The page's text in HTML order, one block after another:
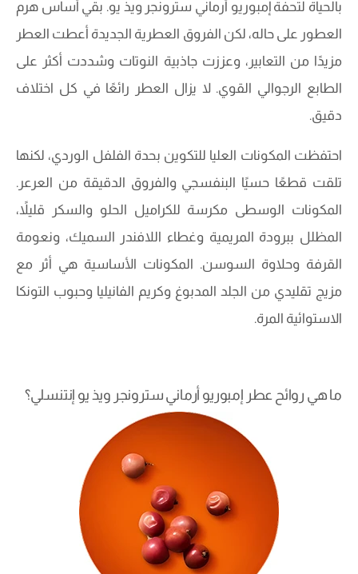
بالحياة لتحفة إمبوريو أرماني سترونجر ويذ يو. بقي أساس هرم
العطور على حاله، لكن الفروق العطرية الجديدة أعطت العطر
مزيدًا من التعابير، وعززت جاذبية النوتات وشددت أكثر على
الطابع الرجوالي القوي. لا يزال العطر رائعًا في كل اختلاف
دقيق.
احتفظت المكونات العليا للتكوين بحدة الفلفل الوردي، لكنها
تلقت قطعًا حسيًا البنفسجي والفروق الدقيقة من العرعر.
المكونات الوسطى مكرسة للكراميل الحلو والسكر قليلاً،
المظلل ببرودة المريمية وغطاء اللافندر السميك، ونعومة
القرفة وحلاوة السوسن. المكونات الأساسية هي أثر مع
مزيج تقليدي من الجلد المدبوغ وكريم الفانيليا وحبوب التونكا
الاستوائية المرة.
ما هي روائح عطر إمبوريو أرماني سترونجر ويذ يو إنتنسلي؟